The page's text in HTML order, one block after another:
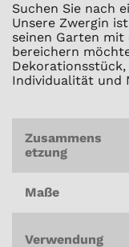
Suchen Sie nach
Unsere Zwergin
seinen Garten
bereichern
Individualität und
Zusammens
etzung
Maße
Verwendung